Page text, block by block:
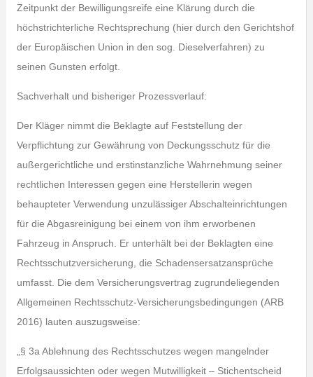
Zeitpunkt der Bewilligungsreife eine Klärung durch die
höchstrichterliche Rechtsprechung (hier durch den Gerichtshof
der Europäischen Union in den sog. Dieselverfahren) zu
seinen Gunsten erfolgt.
Sachverhalt und bisheriger Prozessverlauf:
Der Kläger nimmt die Beklagte auf Feststellung der
Verpflichtung zur Gewährung von Deckungsschutz für die
außergerichtliche und erstinstanzliche Wahrnehmung seiner
rechtlichen Interessen gegen eine Herstellerin wegen
behaupteter Verwendung unzulässiger Abschalteinrichtungen
für die Abgasreinigung bei einem von ihm erworbenen
Fahrzeug in Anspruch. Er unterhält bei der Beklagten eine
Rechtsschutzversicherung, die Schadensersatzansprüche
umfasst. Die dem Versicherungsvertrag zugrundeliegenden
Allgemeinen Rechtsschutz-Versicherungsbedingungen (ARB
2016) lauten auszugsweise:
„§ 3a Ablehnung des Rechtsschutzes wegen mangelnder
Erfolgsaussichten oder wegen Mutwilligkeit – Stichentscheid